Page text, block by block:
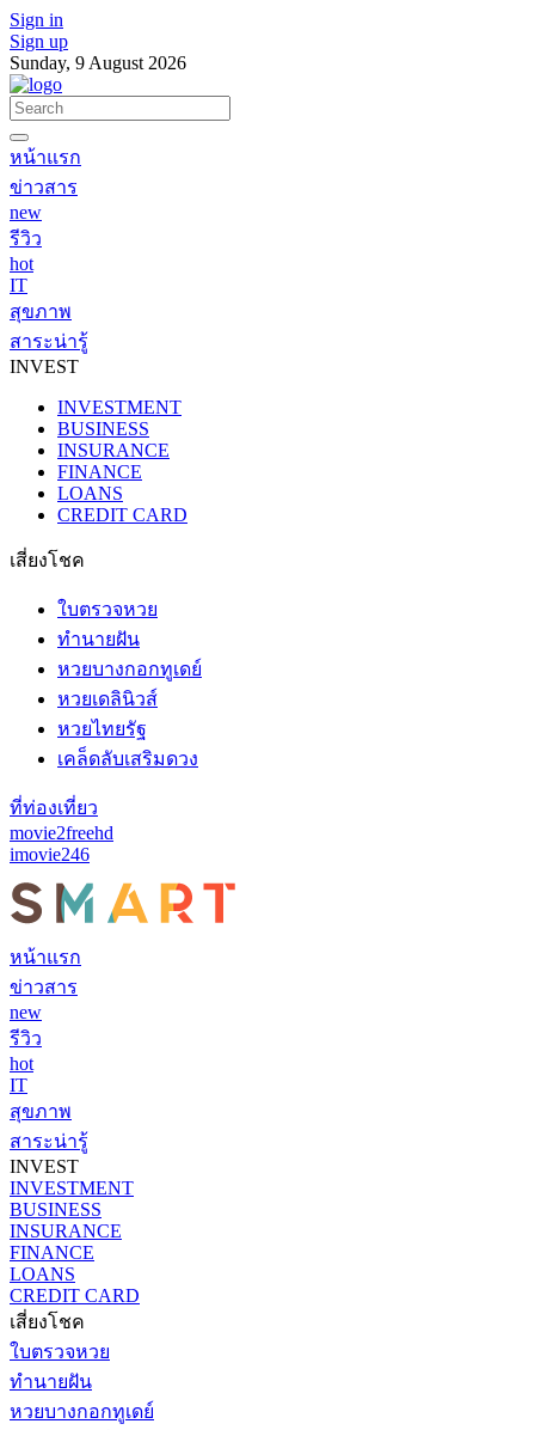
Sign in
Sign up
Sunday, 9 August 2026
หน้าแรก
ข่าวสาร
new
รีวิว
hot
IT
สุขภาพ
สาระน่ารู้
INVEST
INVESTMENT
BUSINESS
INSURANCE
FINANCE
LOANS
CREDIT CARD
เสี่ยงโชค
ใบตรวจหวย
ทำนายฝัน
หวยบางกอกทูเดย์
หวยเดลินิวส์
หวยไทยรัฐ
เคล็ดลับเสริมดวง
ที่ท่องเที่ยว
movie2freehd
imovie246
หน้าแรก
ข่าวสาร
new
รีวิว
hot
IT
สุขภาพ
สาระน่ารู้
INVEST
INVESTMENT
BUSINESS
INSURANCE
FINANCE
LOANS
CREDIT CARD
เสี่ยงโชค
ใบตรวจหวย
ทำนายฝัน
หวยบางกอกทูเดย์